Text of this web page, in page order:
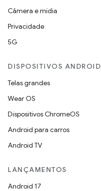
Câmera e mídia
Privacidade
5G
DISPOSITIVOS ANDROID
Telas grandes
Wear OS
Dispositivos ChromeOS
Android para carros
Android TV
LANÇAMENTOS
Android 17